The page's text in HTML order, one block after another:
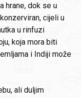
hrane, dok se u
cijeli u
u rinfuzi
koja mora biti
i Indiji može
ali duljim